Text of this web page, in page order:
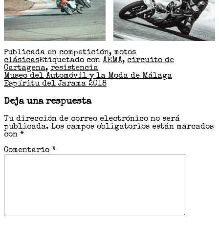
Publicada en competición, motos
clásicasEtiquetado con AEMA, circuito de
Cartagena, resistencia
Navegación
de
entradas
Museo del Automóvil y la Moda de Málaga
Espíritu del Jarama 2018
Deja una respuesta
Tu dirección de correo electrónico no será
publicada. Los campos obligatorios están marcados
con *
Comentario *